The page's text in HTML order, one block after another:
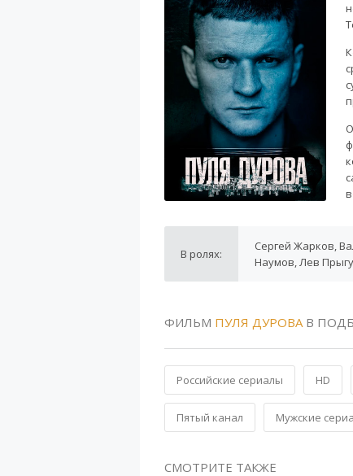
В ролях:
Сергей Жарков,
Наумов, Лев
ФИЛЬМ ПУЛЯ ДУРОВАВ
Российские сериалы HD
Пятый канал Мужские
СМОТРИТЕ ТАКЖЕ